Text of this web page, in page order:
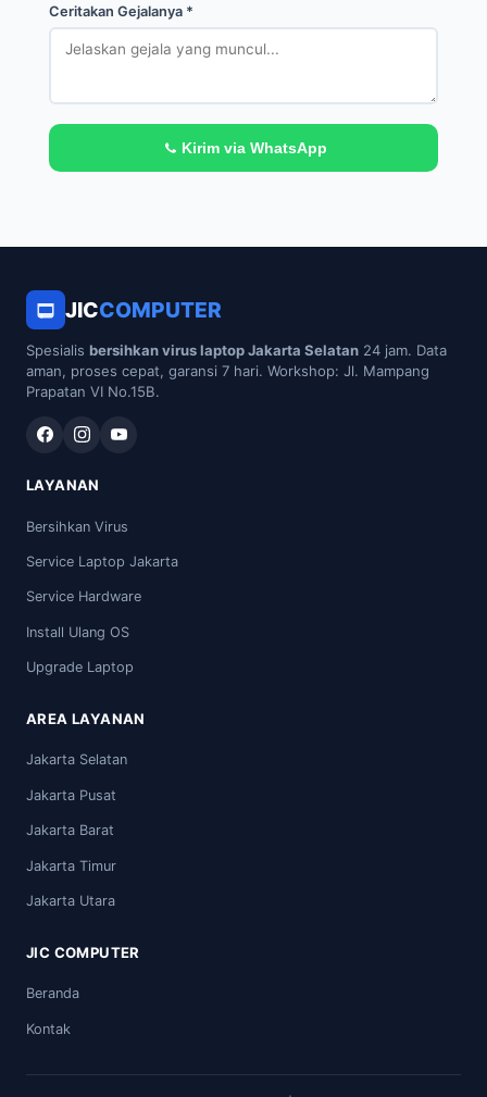
Ceritakan Gejalanya *
Kirim via WhatsApp
JICCOMPUTER
Spesialis bersihkan virus laptop Jakarta Selatan 24 jam. Data
aman, proses cepat, garansi 7 hari. Workshop: Jl. Mampang
Prapatan VI No.15B.
LAYANAN
Bersihkan Virus
Service Laptop Jakarta
Service Hardware
Install Ulang OS
Upgrade Laptop
AREA LAYANAN
Jakarta Selatan
Jakarta Pusat
Jakarta Barat
Jakarta Timur
Jakarta Utara
JIC COMPUTER
Beranda
Kontak